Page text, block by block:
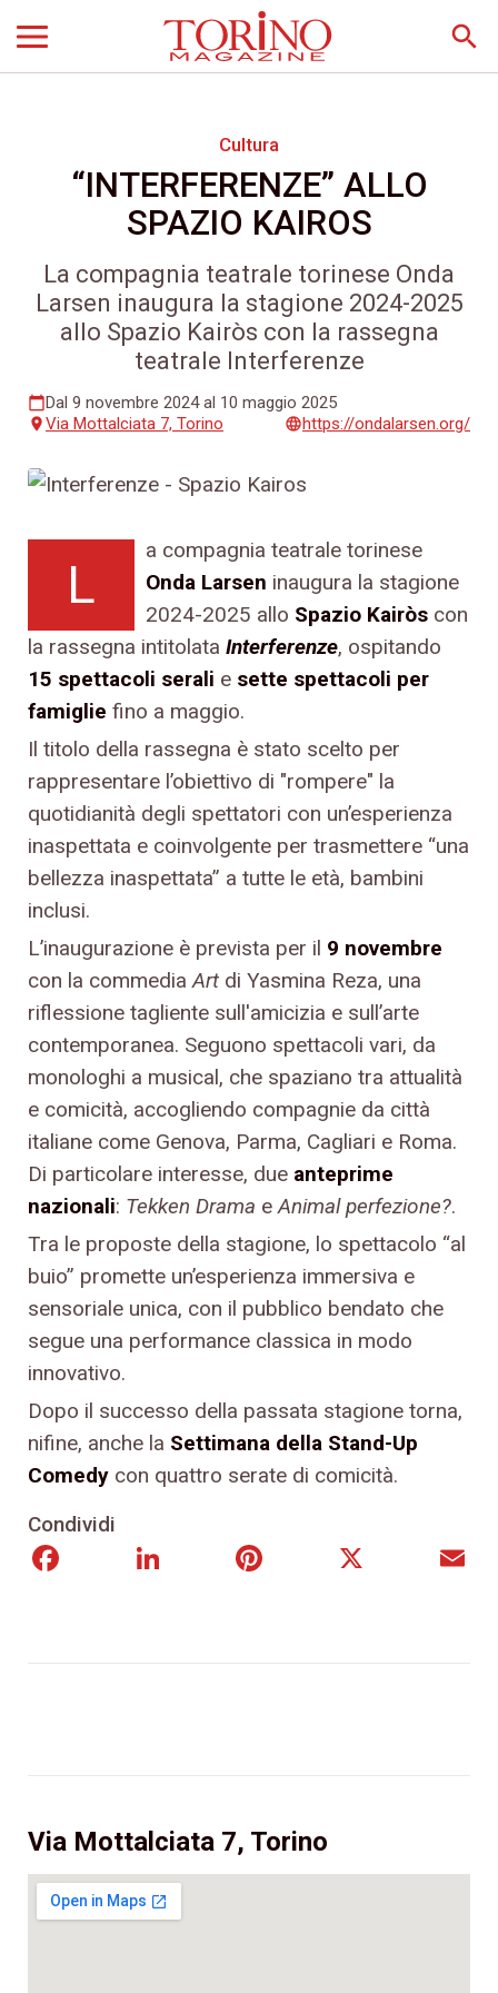
search
Cultura
“INTERFERENZE” ALLO
SPAZIO KAIROS
La compagnia teatrale torinese Onda
Larsen inaugura la stagione 2024-2025
allo Spazio Kairòs con la rassegna
teatrale Interferenze
calendar_todayDal 9 novembre 2024 al 10 maggio 2025
placeVia Mottalciata 7, Torino languagehttps://ondalarsen.org/
L
a compagnia teatrale torinese
Onda Larsen inaugura la stagione
2024-2025 allo Spazio Kairòs con
la rassegna intitolata Interferenze, ospitando
15 spettacoli serali e sette spettacoli per
famiglie fino a maggio.
Il titolo della rassegna è stato scelto per
rappresentare l’obiettivo di "rompere" la
quotidianità degli spettatori con un’esperienza
inaspettata e coinvolgente per trasmettere “una
bellezza inaspettata” a tutte le età, bambini
inclusi.
L’inaugurazione è prevista per il 9 novembre
con la commedia Art di Yasmina Reza, una
riflessione tagliente sull'amicizia e sull’arte
contemporanea. Seguono spettacoli vari, da
monologhi a musical, che spaziano tra attualità
e comicità, accogliendo compagnie da città
italiane come Genova, Parma, Cagliari e Roma.
Di particolare interesse, due anteprime
nazionali: Tekken Drama e Animal perfezione?.
Tra le proposte della stagione, lo spettacolo “al
buio” promette un’esperienza immersiva e
sensoriale unica, con il pubblico bendato che
segue una performance classica in modo
innovativo.
Dopo il successo della passata stagione torna,
nifine, anche la Settimana della Stand-Up
Comedy con quattro serate di comicità.
Condividi
FacebookLinkedIn Pinterest
Via Mottalciata 7, Torino